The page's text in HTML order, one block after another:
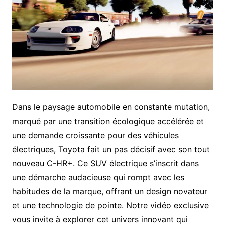
Dans le paysage automobile en constante mutation,
marqué par une transition écologique accélérée et
une demande croissante pour des véhicules
électriques, Toyota fait un pas décisif avec son tout
nouveau C-HR+. Ce SUV électrique s’inscrit dans
une démarche audacieuse qui rompt avec les
habitudes de la marque, offrant un design novateur
et une technologie de pointe. Notre vidéo exclusive
vous invite à explorer cet univers innovant qui